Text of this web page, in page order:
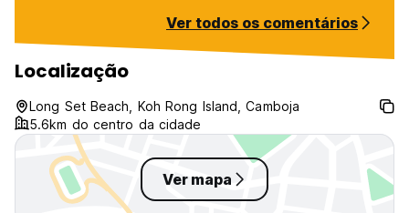
place was a ghost
currently under
replacement
bags (tuktuk
Ver todos os comentários
Localização
Long Set Beach, Koh Rong Island, Camboja
5.6km do centro da cidade
Ver mapa